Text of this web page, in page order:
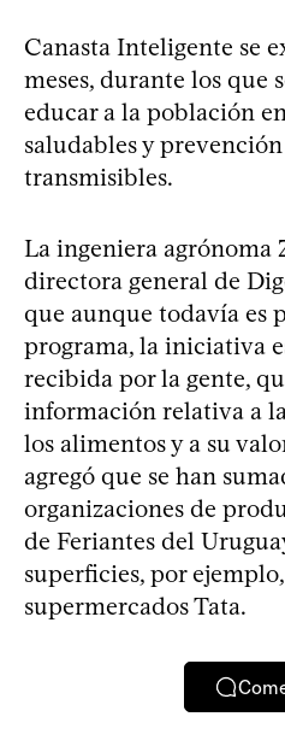
Canasta Inteligente se
meses, durante los que
educar a la población
saludables y
transmisibles.
La ingeniera agrónoma
directora general de
que aunque todavía es
programa, la iniciativa
recibida por la gente,
información relativa a
los alimentos y a su
agregó que se han
organizaciones de
de Feriantes del
superficies, por
supermercados Tata.